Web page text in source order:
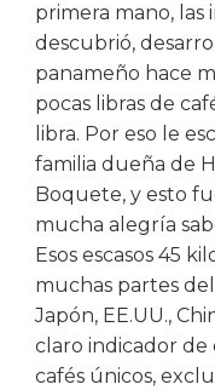
primera mano, las
descubrió,
panameño hace
pocas libras de
libra. Por eso le
familia dueña de
Boquete, y esto
mucha alegría
Esos escasos 45
muchas partes
Japón, EE.UU.,
claro indicador
cafés únicos,